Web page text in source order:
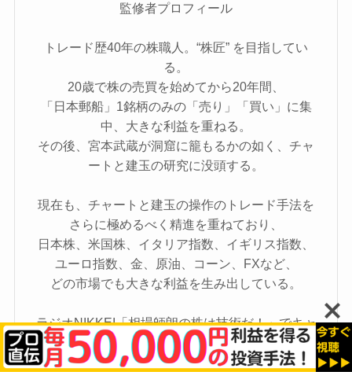
監修者プロフィール
トレード歴40年の株職人。“株匠” を目指してい
る。
20歳で株の売買を始めてから20年間、
「日本郵船」1銘柄のみの「売り」「買い」に集
中、大きな利益を重ねる。
その後、宮本武蔵が洞窟に籠もるかの如く、チャ
ートと建玉の研究に没頭する。
現在も、チャートと建玉の操作のトレード手法を
さらに極めるべく精進を重ねており、
日本株、米国株、イタリア指数、イギリス指数、
ユーロ指数、金、原油、コーン、FXなど、
どの市場でも大きな利益を生み出している。
ラジオNIKKEI「相場師朗の株は技術だ！」でキャ
スターを務める。
東京証券取引所北浜投資塾講師、日本経済新聞社